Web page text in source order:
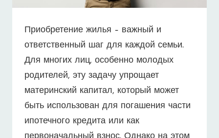
Приобретение жилья – важный и
ответственный шаг для каждой семьи.
Для многих лиц, особенно молодых
родителей, эту задачу упрощает
материнский капитал, который может
быть использован для погашения части
ипотечного кредита или как